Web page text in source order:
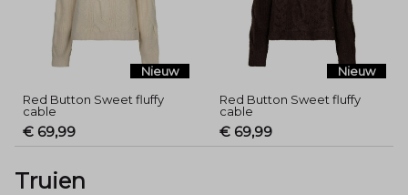
Nieuw
Red Button Sweet fluffy
cable
€ 69,99
Nieuw
Red Button Sweet fluffy
cable
€ 69,99
Truien